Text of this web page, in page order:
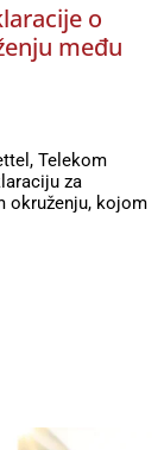
o
među
Telekom
za
okruženju, kojom